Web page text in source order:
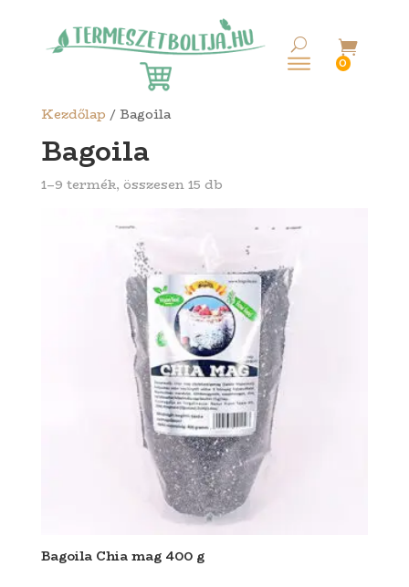

0
Kezdőlap / Bagoila
Bagoila
1–9 termék, összesen 15 db
Bagoila Chia mag 400 g